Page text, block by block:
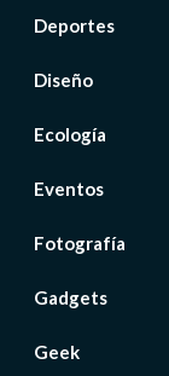
Deportes
Diseño
Ecología
Eventos
Fotografía
Gadgets
Geek